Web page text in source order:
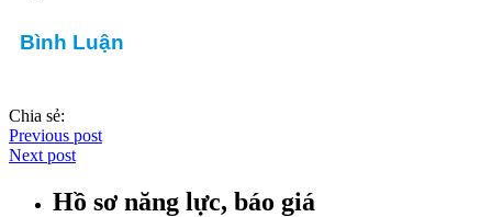
Bình Luận
Chia sẻ:
Previous post
Next post
Hồ sơ năng lực, báo giá